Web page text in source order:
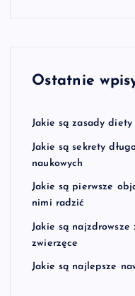
Ostatnie
Jakie są zasady
Jakie są sekrety
naukowych
Jakie są pierwsze
nimi radzić
Jakie są najzdrowsze
zwierzęce
Jakie są najlepsze